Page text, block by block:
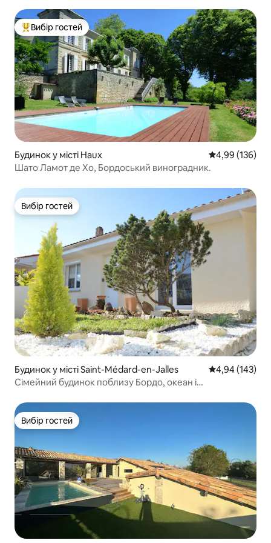
Топ вибір гостей
Вибір гостей
Будинок у місті Haux Середня
4,99 (136)
Шато Ламот де Хо, Бордоський виноградник.
Вибір гостей
Вибір гостей
Будинок у місті Saint-Médard-en-Jalles Середня
4,94 (143)
Сімейний будинок поблизу Бордо, океан і
Вибір гостей
Вибір гостей